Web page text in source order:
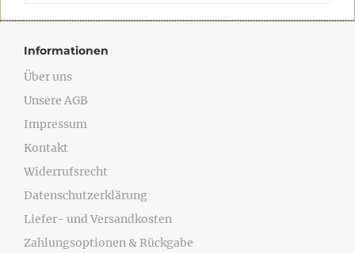
Informationen
Über uns
Unsere AGB
Impressum
Kontakt
Widerrufsrecht
Datenschutzerklärung
Liefer- und Versandkosten
Zahlungsoptionen & Rückgabe